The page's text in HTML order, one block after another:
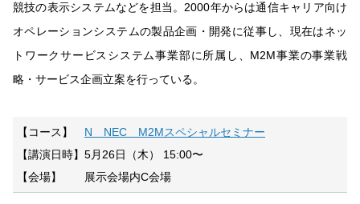
競技の表示システムなどを担当。2000年からは通信キャリア向け
オペレーションシステムの製品企画・開発に従事し、現在はネッ
トワークサービスシステム事業部に所属し、M2M事業の事業戦
略・サービス企画立案を行っている。
【コース】 N NEC M2Mスペシャルセミナー
【講演日時】5月26日（木） 15:00〜
【会場】 展示会場内C会場